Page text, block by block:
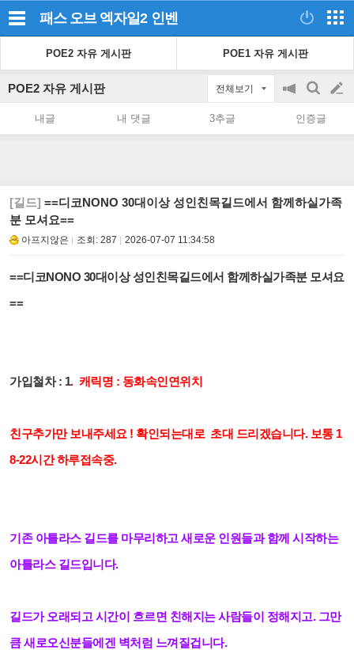
패스 오브 엑자일2 인벤
POE2 자유 게시판 POE1 자유 게시판
POE2 자유 게시판 전체보기
공
on/off
검
색
글
쓰
내글 내 댓글 3추글 인증글
[길드] ==디코NONO 30대이상 성인친목길드에서 함께하실가족
분 모셔요==
아프지않은 조회: 287 2026-07-07 11:34:58
==디코NONO 30대이상 성인친목길드에서 함께하실가족분 모셔요
==
가입철차 : 1. 캐릭명 : 동화속인연위치
친구추가만 보내주세요 ! 확인되는대로 초대 드리겠습니다. 보통 1
8-22시간 하루접속중.
기존 아틀라스 길드를 마무리하고 새로운 인원들과 함께 시작하는
아틀라스 길드입니다.
길드가 오래되고 시간이 흐르면 친해지는 사람들이 정해지고. 그만
큼 새로오신분들에겐 벽처럼 느껴질겁니다.